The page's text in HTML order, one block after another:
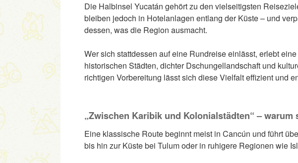
Die Halbinsel Yucatán gehört zu den vielseitigsten
bleiben jedoch in Hotelanlagen entlang der Küste – und
dessen, was die Region ausmacht.
Wer sich stattdessen auf eine Rundreise einlässt, erlebt
historischen Städten, dichter Dschungellandschaft und
richtigen Vorbereitung lässt sich diese Vielfalt effizient und
„Zwischen Karibik und Kolonialstädten“ –
Eine klassische Route beginnt meist in Cancún und führt
bis hin zur Küste bei Tulum oder in ruhigere Regionen wie